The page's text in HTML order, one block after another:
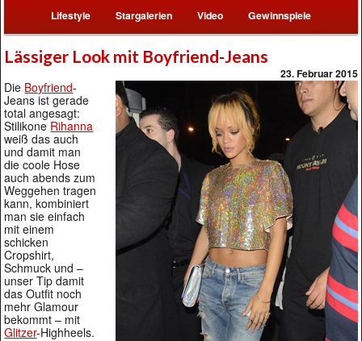
Lifestyle Stargalerien Video Gewinnspiele
Lässiger Look mit Boyfriend-Jeans
23. Februar 2015
Die Boyfriend-
Jeans ist gerade
total angesagt:
Stilikone Rihanna
weiß das auch
und damit man
die coole Hose
auch abends zum
Weggehen tragen
kann, kombiniert
man sie einfach
mit einem
schicken
Cropshirt,
Schmuck und –
unser Tip damit
das Outfit noch
mehr Glamour
bekommt – mit
Glitzer-Highheels.